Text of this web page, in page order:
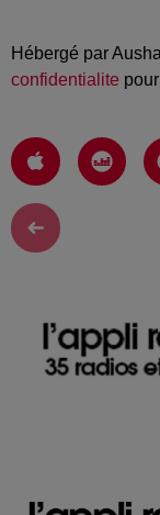
Hébergé par
confidentialite